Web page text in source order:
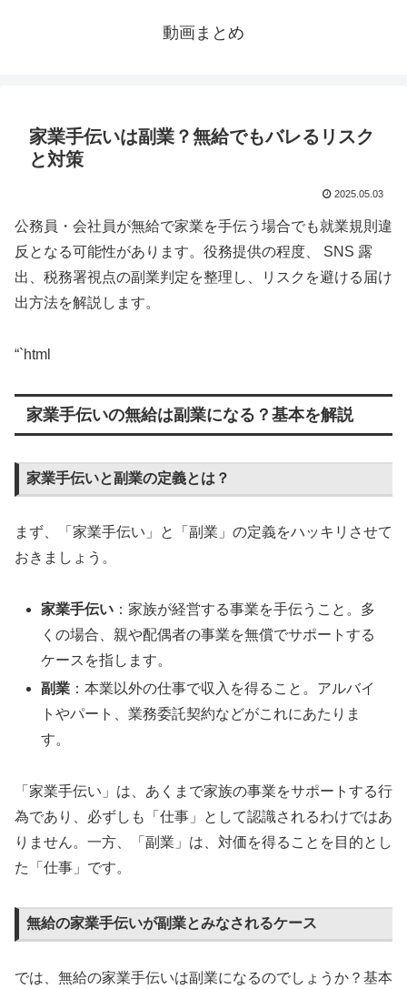
動画まとめ
家業手伝いは副業？無給でもバレるリスク
と対策
2025.05.03
公務員・会社員が無給で家業を手伝う場合でも就業規則違
反となる可能性があります。役務提供の程度、 SNS 露
出、税務署視点の副業判定を整理し、リスクを避ける届け
出方法を解説します。
“`html
家業手伝いの無給は副業になる？基本を解説
家業手伝いと副業の定義とは？
まず、「家業手伝い」と「副業」の定義をハッキリさせて
おきましょう。
家業手伝い ：家族が経営する事業を手伝うこと。多
くの場合、親や配偶者の事業を無償でサポートする
ケースを指します。
副業 ：本業以外の仕事で収入を得ること。アルバイ
トやパート、業務委託契約などがこれにあたりま
す。
「家業手伝い」は、あくまで家族の事業をサポートする行
為であり、必ずしも「仕事」として認識されるわけではあ
りません。一方、「副業」は、対価を得ることを目的とし
た「仕事」です。
無給の家業手伝いが副業とみなされるケース
では、無給の家業手伝いは副業になるのでしょうか？基本